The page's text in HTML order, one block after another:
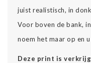
juist realistisch, in
Voor boven de bank,
noem het maar op en
Deze print is